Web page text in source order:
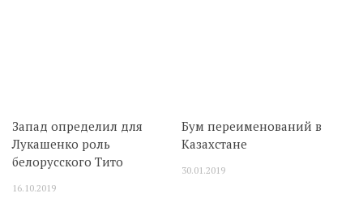
Запад определил для
Лукашенко роль
белорусского Тито
16.10.2019
Бум переименований в
Казахстане
30.01.2019